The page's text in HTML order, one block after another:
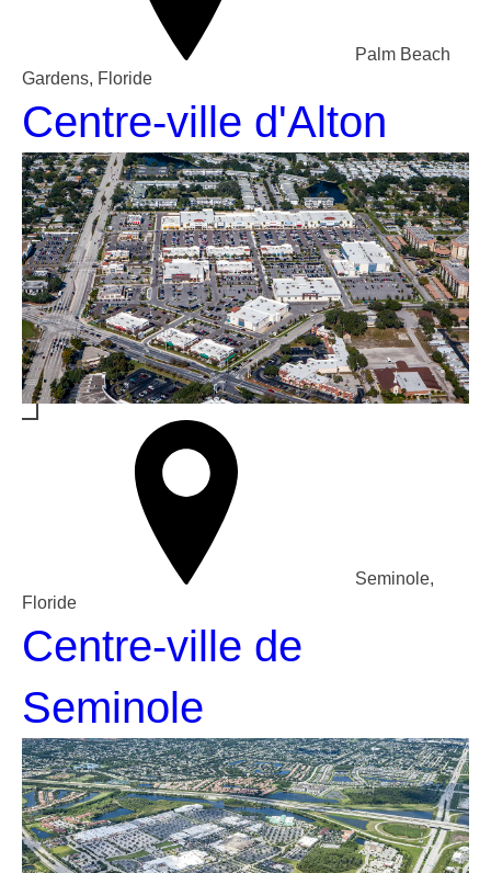
Palm Beach
Gardens, Floride
Centre-ville d'Alton
Seminole,
Floride
Centre-ville de
Seminole